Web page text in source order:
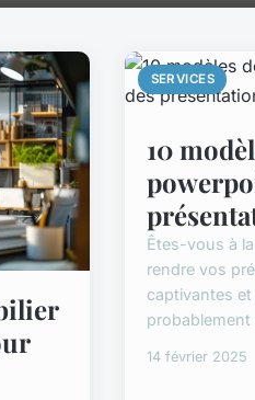
SERVICES
10
Êtes-vous à
rendre vos
captivantes
probablement
14 février 2025